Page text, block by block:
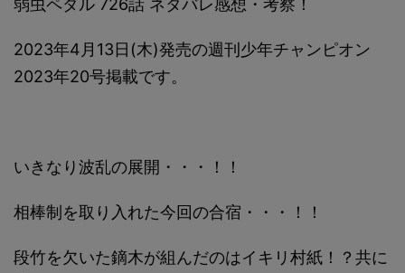
弱虫ペダル 726話 ネタバレ感想・考察！
2023年4月13日(木)発売の週刊少年チャンピオン
2023年20号掲載です。
いきなり波乱の展開・・・！！
相棒制を取り入れた今回の合宿・・・！！
段竹を欠いた鏑木が組んだのはイキリ村紙！？共に